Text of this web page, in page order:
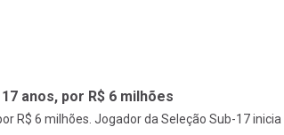
anos, por R$ 6 milhões
R$ 6 milhões. Jogador da Seleção Sub-17 inicia